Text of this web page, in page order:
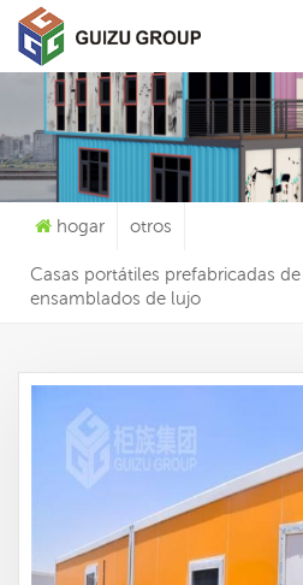
Qué Estás
hogar otros
Casas portátiles prefabricadas
ensamblados de lujo